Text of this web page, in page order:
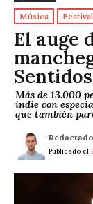
Música
El auge
Más de 13.000
indie con
que también
Publicado el